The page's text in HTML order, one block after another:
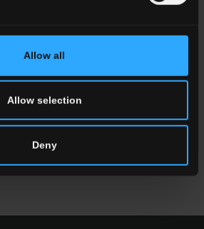
Allow all
Allow selection
Deny
Nuovo Progetto